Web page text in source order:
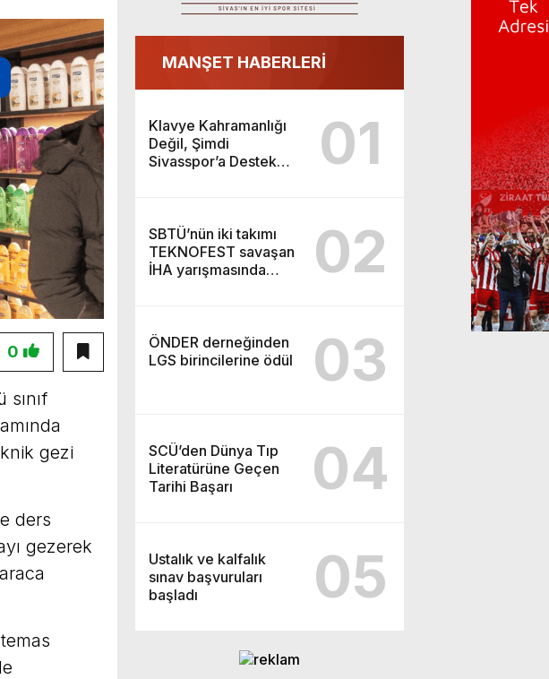
MANŞET HABERLERİ
Klavye Kahramanlığı
Değil, Şimdi
Sivasspor’a Destek
01
SBTÜ’nün iki takımı
TEKNOFEST savaşan
İHA yarışmasında
02
ÖNDER derneğinden
LGS birincilerine ödül
03
SCÜ’den Dünya Tıp
Literatürüne Geçen
Tarihi Başarı
04
Ustalık ve kalfalık
sınav başvuruları
başladı
05
0
gezi
ders
gezerek